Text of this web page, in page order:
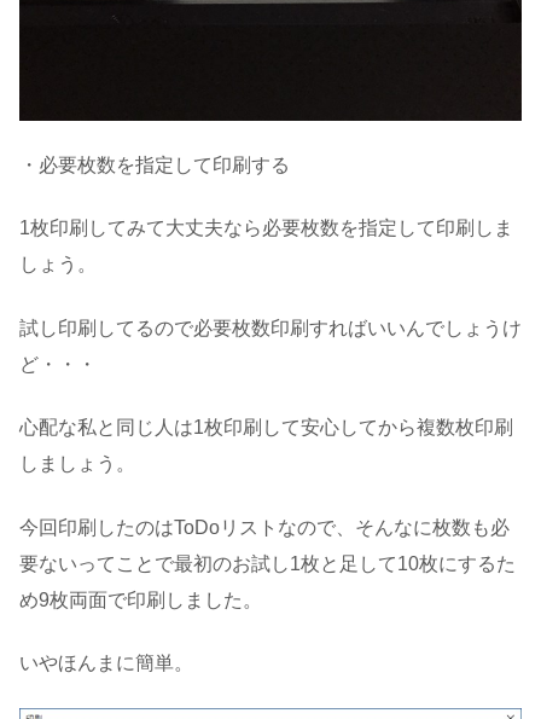
・ 必要枚数を指定して印刷する
1枚印刷してみて大丈夫なら必要枚数を指定して印刷しま
しょう。
試し印刷してるので必要枚数印刷すればいいんでしょうけ
ど・・・
心配な私と同じ人は1枚印刷して安心してから複数枚印刷
しましょう。
今回印刷したのはToDoリストなので、そんなに枚数も必
要ないってことで最初のお試し1枚と足して10枚にするた
め9枚両面で印刷しました。
いやほんまに簡単。